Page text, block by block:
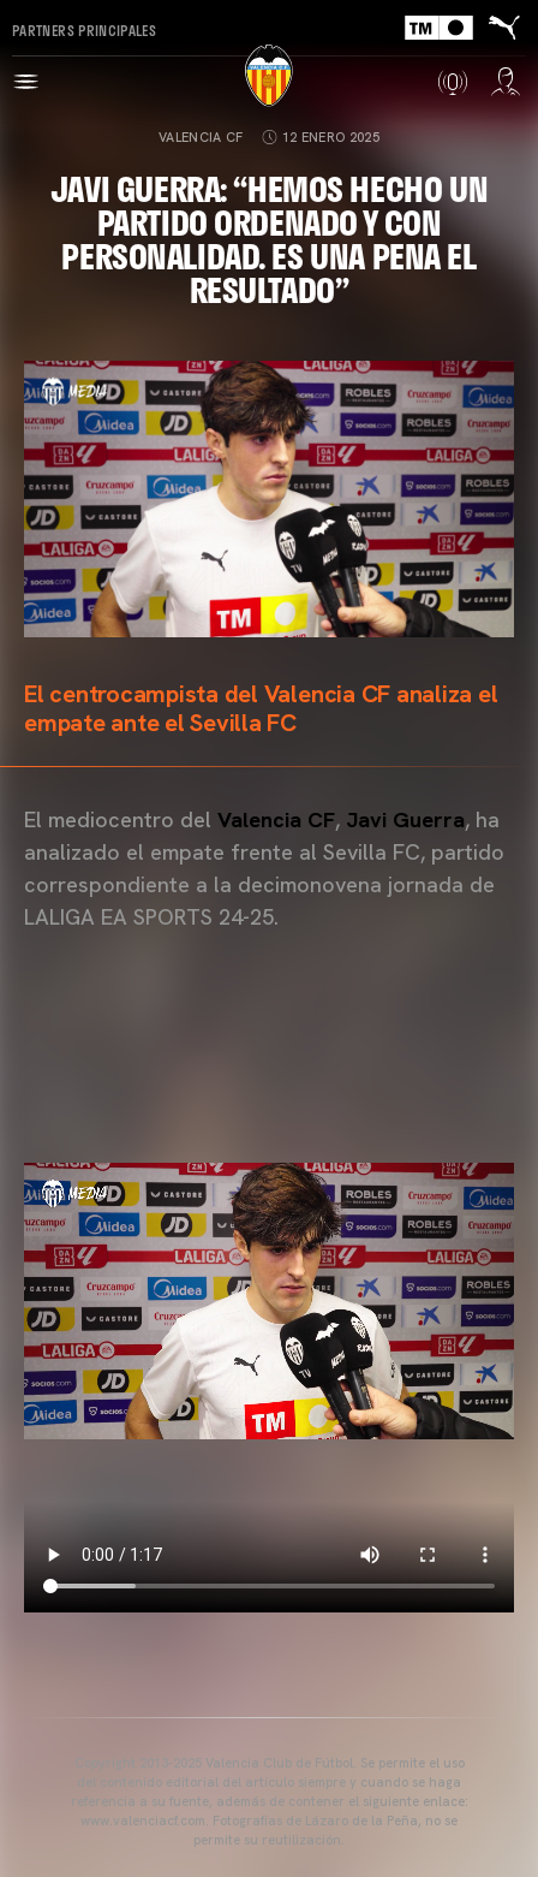
PARTNERS PRINCIPALES
VALENCIA CF 12 ENERO 2025
JAVI GUERRA: “HEMOS HECHO UN
PARTIDO ORDENADO Y CON
PERSONALIDAD. ES UNA PENA EL
RESULTADO”
El centrocampista del Valencia CF analiza el
empate ante el Sevilla FC
El mediocentro del Valencia CF, Javi Guerra, ha
analizado el empate frente al Sevilla FC, partido
correspondiente a la decimonovena jornada de
LALIGA EA SPORTS 24-25.
Copyright 2013-2025 Valencia Club de Fútbol. Se permite el uso
del contenido editorial del artículo siempre y cuando se haga
referencia a su fuente, además de contener el siguiente enlace:
www.valenciacf.com. Fotografías de Lázaro de la Peña, no se
permite su reutilización.